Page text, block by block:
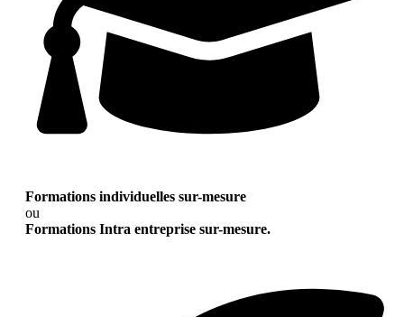
Formations individuelles sur-mesure
ou
Formations Intra entreprise sur-mesure.